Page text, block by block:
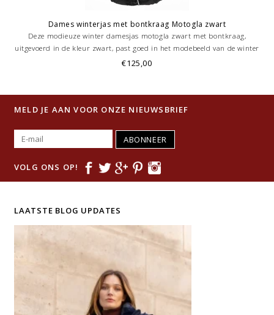
Dames winterjas met bontkraag Motogla zwart
Deze modieuze winter damesjas motogla zwart met bontkraag,
uitgevoerd in de kleur zwart, past goed in het modebeeld van de winter
van 2011/2012.
€125,00
MELD JE AAN VOOR ONZE NIEUWSBRIEF
ABONNEER
VOLG ONS OP!
LAATSTE BLOG UPDATES